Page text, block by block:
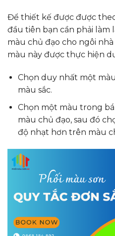
Để thiết kế được được
đầu tiên bạn cần phải làm
màu chủ đạo cho ngôi
màu này được thực hiện
Chọn duy nhất một
màu sắc.
Chọn một màu trong
màu chủ đạo, sau đó
độ nhạt hơn trên màu